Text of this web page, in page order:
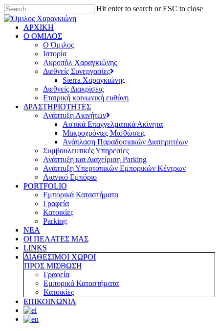
Hit enter to search or ESC to close
ΑΡΧΙΚΗ
Ο ΟΜΙΛΟΣ
Ο Όμιλος
Ιστορία
Ακροπόλ Χαραγκιώνης
Διεθνείς Συνεργασίες
Sierra Χαραγκιώνης
Διεθνείς Διακρίσεις
Εταιρική κοινωνική ευθύνη
ΔΡΑΣΤΗΡΙΟΤΗΤΕΣ
Ανάπτυξη Ακινήτων
Αστικά Επαγγελματικά Ακίνητα
Μακροχρόνιες Μισθώσεις
Ανάπλαση Παραδοσιακών Διατηρητέων
Συμβουλευτικές Υπηρεσίες
Ανάπτυξη και Διαχείριση Parking
Ανάπτυξη Υπερτοπικών Εμπορικών Κέντρων
Λιανικό Εμπόριο
PORTFOLIO
Εμπορικά Καταστήματα
Γραφεία
Κατοικίες
Parking
ΝΕΑ
ΟΙ ΠΕΛΑΤΕΣ ΜΑΣ
LINKS
ΔΙΑΘΕΣΙΜΟΙ ΧΩΡΟΙ
ΠΡΟΣ ΜΙΣΘΩΣΗ
Γραφεία
Εμπορικά Καταστήματα
Κατοικίες
ΕΠΙΚΟΙΝΩΝΙΑ